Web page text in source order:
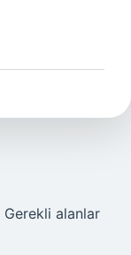
Gerekli alanlar